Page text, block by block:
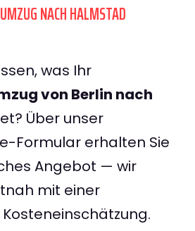
NACH HALMSTAD
was Ihr
von Berlin nach
Über unser
Formular erhalten Sie
Angebot — wir
mit einer